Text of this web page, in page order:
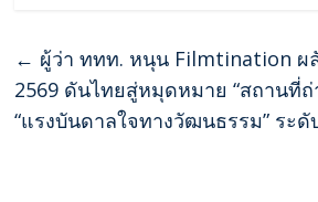
← ผู้ว่า ททท. หนุน Filmtination ผ
2569 ดันไทยสู่หมุดหมาย “สถานที่ถ่
“แรงบันดาลใจทางวัฒนธรรม” ระดั